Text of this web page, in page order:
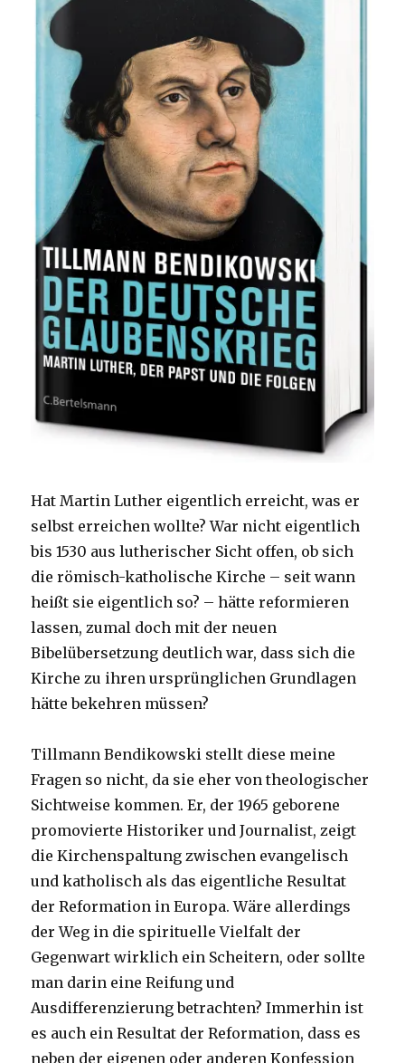
Hat Martin Luther eigentlich erreicht, was er
selbst erreichen wollte? War nicht eigentlich
bis 1530 aus lutherischer Sicht offen, ob sich
die römisch-katholische Kirche – seit wann
heißt sie eigentlich so? – hätte reformieren
lassen, zumal doch mit der neuen
Bibelübersetzung deutlich war, dass sich die
Kirche zu ihren ursprünglichen Grundlagen
hätte bekehren müssen?
Tillmann Bendikowski stellt diese meine
Fragen so nicht, da sie eher von theologischer
Sichtweise kommen. Er, der 1965 geborene
promovierte Historiker und Journalist, zeigt
die Kirchenspaltung zwischen evangelisch
und katholisch als das eigentliche Resultat
der Reformation in Europa. Wäre allerdings
der Weg in die spirituelle Vielfalt der
Gegenwart wirklich ein Scheitern, oder sollte
man darin eine Reifung und
Ausdifferenzierung betrachten? Immerhin ist
es auch ein Resultat der Reformation, dass es
neben der eigenen oder anderen Konfession